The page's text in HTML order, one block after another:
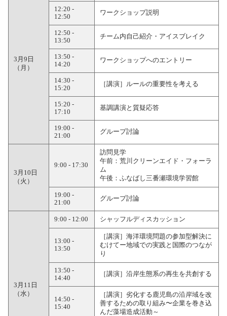
3月9日
（月）
12:20 -
12:50
ワークショップ説明
12:50 -
13:50
チーム内自己紹介・アイスブレイク
13:50 -
14:20
ワークショップへのエントリー
14:30 -
15:20
［講演］ルールの重要性を考える
15:20 -
17:10
基調講演と質疑応答
19:00 -
21:00
グループ討論
3月10日
（火）
9:00 - 17:30
訪問見学
午前：荒川クリーンエイド・フォーラ
ム
午後：ふなばし三番瀬環境学習館
19:00 -
21:00
グループ討論
3月11日
（水）
9:00 - 12:00 シャッフルディスカッション
13:00 -
13:50
［講演］海洋環境問題の参加型解決に
むけてー地域での実践と国際のつなが
り
13:50 -
14:40
［講演］沿岸生態系の再生を共創する
14:50 -
15:40
［講演］劣化する鹿児島の沿岸域を改
善するための取り組み〜企業を巻き込
んだ藻場造成活動～